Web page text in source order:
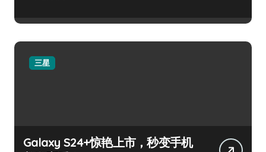
三星
Galaxy S24+惊艳上市，秒变手机